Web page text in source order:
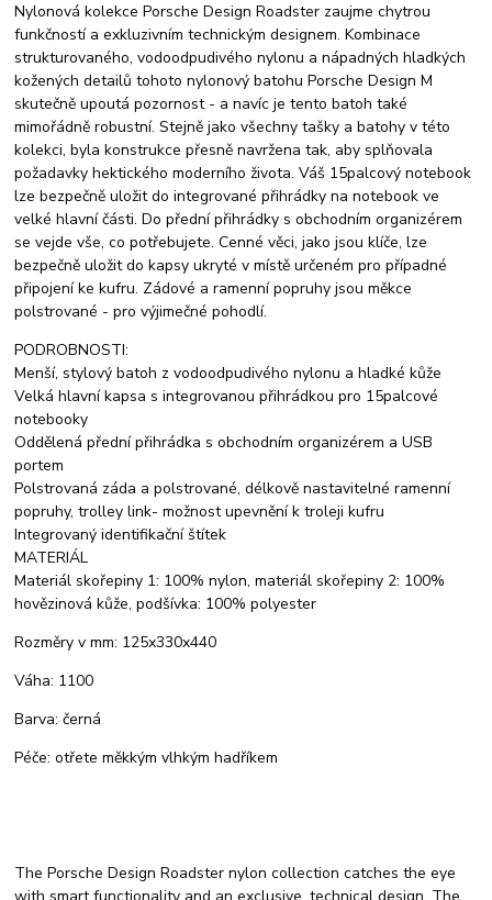
Nylonová kolekce Porsche Design Roadster zaujme chytrou
funkčností a exkluzivním technickým designem. Kombinace
strukturovaného, ​​vodoodpudivého nylonu a nápadných hladkých
kožených detailů tohoto nylonový batohu Porsche Design M
skutečně upoutá pozornost - a navíc je tento batoh také
mimořádně robustní. Stejně jako všechny tašky a batohy v této
kolekci, byla konstrukce přesně navržena tak, aby splňovala
požadavky hektického moderního života. Váš 15palcový notebook
lze bezpečně uložit do integrované přihrádky na notebook ve
velké hlavní části. Do přední přihrádky s obchodním organizérem
se vejde vše, co potřebujete. Cenné věci, jako jsou klíče, lze
bezpečně uložit do kapsy ukryté v místě určeném pro případné
připojení ke kufru. Zádové a ramenní popruhy jsou měkce
polstrované - pro výjimečné pohodlí.
PODROBNOSTI:
Menší, stylový batoh z vodoodpudivého nylonu a hladké kůže
Velká hlavní kapsa s integrovanou přihrádkou pro 15palcové
notebooky
Oddělená přední přihrádka s obchodním organizérem a USB
portem
Polstrovaná záda a polstrované, délkově nastavitelné ramenní
popruhy, trolley link- možnost upevnění k troleji kufru
Integrovaný identifikační štítek
MATERIÁL
Materiál skořepiny 1: 100% nylon, materiál skořepiny 2: 100%
hovězinová kůže, podšívka: 100% polyester
Rozměry v mm: 125x330x440
Váha: 1100
Barva: černá
Péče: otřete měkkým vlhkým hadříkem
The Porsche Design Roadster nylon collection catches the eye